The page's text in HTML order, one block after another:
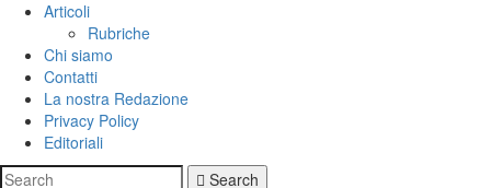
Articoli
Rubriche
Chi siamo
Contatti
La nostra Redazione
Privacy Policy
Editoriali
Search